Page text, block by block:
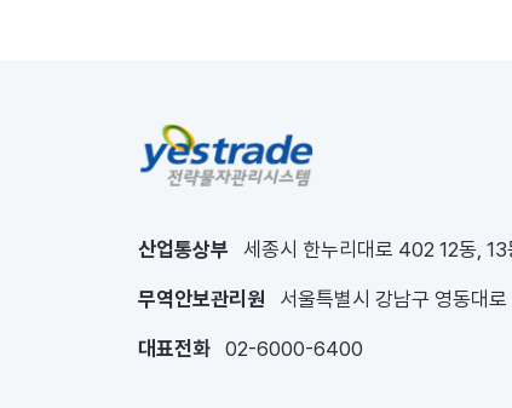
산업통상부 세종시 한누리대로 402 12동, 13
무역안보관리원 서울특별시 강남구 영동대
대표전화 02-6000-6400